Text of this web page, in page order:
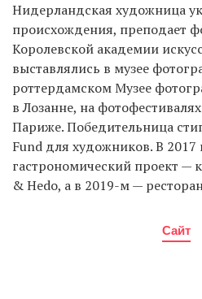
Нидерландская художница
происхождения, преподает
Королевской академии
выставлялись в музее
роттердамском Музее
в Лозанне, на
Париже. Победительница
Fund для художников. В 2017
гастрономический проект —
& Hedo, а в 2019-м —
Сайт